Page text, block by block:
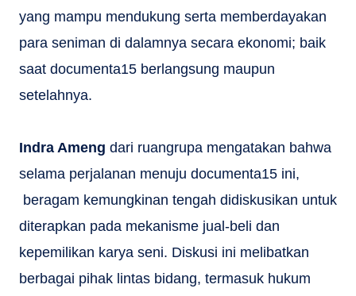
yang mampu mendukung serta memberdayakan
para seniman di dalamnya secara ekonomi; baik
saat documenta15 berlangsung maupun
setelahnya.
Indra Ameng dari ruangrupa mengatakan bahwa
selama perjalanan menuju documenta15 ini,
beragam kemungkinan tengah didiskusikan untuk
diterapkan pada mekanisme jual-beli dan
kepemilikan karya seni. Diskusi ini melibatkan
berbagai pihak lintas bidang, termasuk hukum